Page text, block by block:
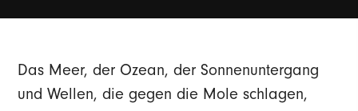
Das Meer, der Ozean, der Sonnenuntergang
und Wellen, die gegen die Mole schlagen,